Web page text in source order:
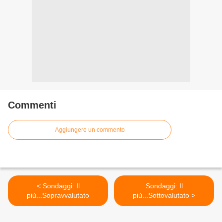
Commenti
Aggiungere un commento
< Sondaggi: Il
più...Sopravvalutato
Sondaggi: Il
più...Sottovalutato >